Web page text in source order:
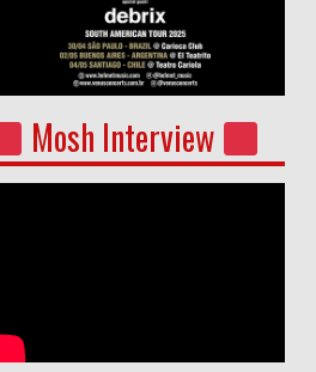
Mosh Interview